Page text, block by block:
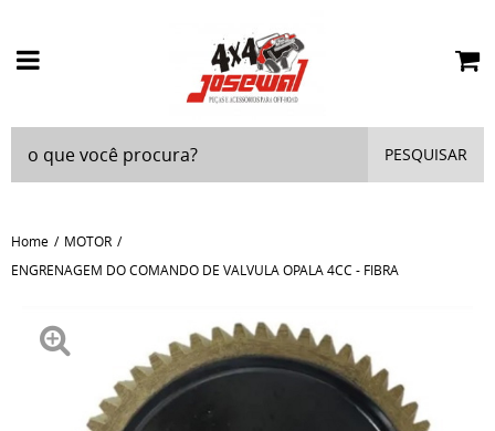
PESQUISAR
Home
MOTOR
ENGRENAGEM DO COMANDO DE VALVULA OPALA 4CC - FIBRA